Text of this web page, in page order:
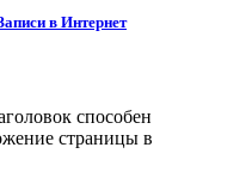
в Интернет
способен
страницы в